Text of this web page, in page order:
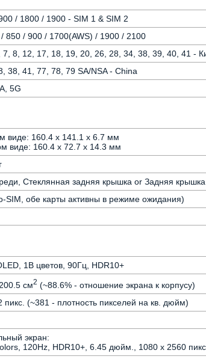
/ 1800 / 1900 - SIM 1 & SIM 2
/ 850 / 900 / 1700(AWS) / 1900 / 2100
7, 8, 12, 17, 18, 19, 20, 26, 28, 34, 38, 39, 40, 41 -
38, 41, 77, 78, 79 SA/NSA - China
5G
виде: 160.4 x 141.1 x 6.7 мм
виде: 160.4 x 72.7 x 14.3 мм
Стеклянная задняя крышка or Задняя
SIM, обе карты активны в режиме ожидания)
1B цветов, 90Гц, HDR10+
см2 (~88.6% - отношение экрана к корпусу)
пикс. (~381 - плотность пикселей на кв. дюйм)
экран:
120Hz, HDR10+, 6.45 дюйм., 1080 x 2560